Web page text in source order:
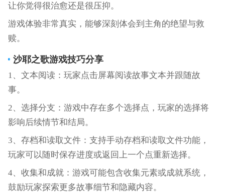
让你觉得很治愈还是很压抑。
游戏体验非常真实，能够深刻体会到主角的绝望与救
赎。
沙耶之歌游戏技巧分享
1、文本阅读：玩家点击屏幕阅读故事文本并跟随故
事。
2、选择分支：游戏中存在多个选择点，玩家的选择将
影响后续情节和结局。
3、存档和读取文件：支持手动存档和读取文件功能，
玩家可以随时保存进度或返回上一个点重新选择。
4、收集和成就：游戏可能包含收集元素或成就系统，
鼓励玩家探索更多故事细节和隐藏内容。